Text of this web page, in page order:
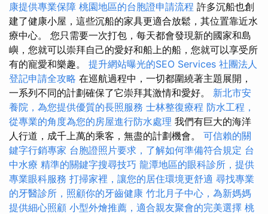
康提供專業保障 桃園地區的台胞證申請流程 許多沉船也創
建了健康小屋，這些沉船的家具更適合放鬆，其位置靠近水
療中心。 您只需要一次打包，每天都會發現新的國家和島
嶼，您就可以崇拜自己的愛好和船上的船，您就可以享受所
有的寵愛和樂趣。 提升網站曝光的SEO Services 社團法人
登記申請全攻略 在巡航過程中，一切都圍繞著主題展開，
一系列不同的計劃確保了它崇拜其激情和愛好。 新北市安
養院，為您提供優質的長照服務 士林整復療程 防水工程，
從專業的角度為您的房屋進行防水處理 我們有巨大的海洋
人行道，成千上萬的乘客，無盡的計劃機會。 可信賴的關
鍵字行銷專家 台胞證照片要求，了解如何準備符合規定 台
中水療 精準的關鍵字搜尋技巧 龍潭地區的眼科診所，提供
專業眼科服務 打掃家裡，讓您的居住環境更舒適 尋找專業
的牙醫診所，照顧你的牙齒健康 竹北月子中心，為新媽媽
提供細心照顧 小型外燴推薦，適合親友聚會的完美選擇 桃